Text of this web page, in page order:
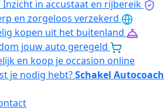
Inzicht in accustaat en rijbereik
en zorgeloos verzekerd
kopen uit het buitenland
jouw auto geregeld
en koop je occasion online
je nodig hebt?Schakel Autocoach